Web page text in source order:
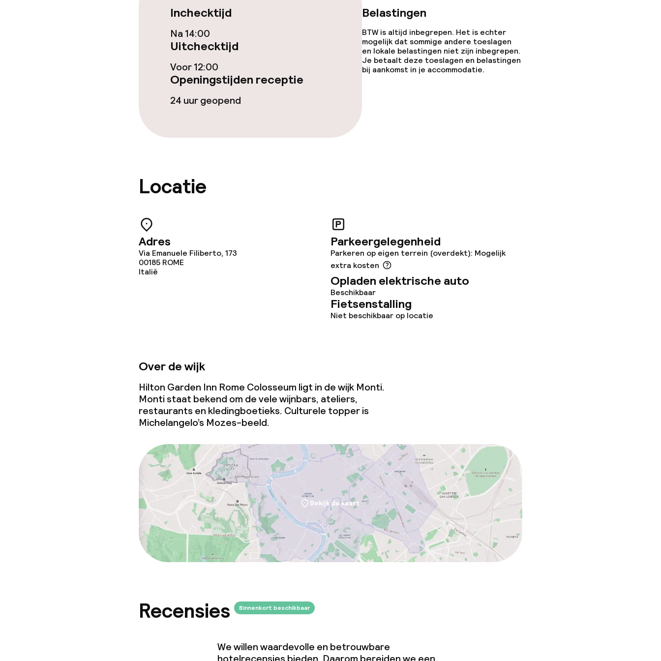
Ontbijtbuffet
Lunch à la carte
Diner à la carte
Roomservice
Dieetopties
Speciale dieetopties
Wasfaciliteiten (wasmachine)
Zakelijke faciliteiten
Overal rookvrij
Kleine huisdieren toegestaan
(minder dan de 5 kg)
Inchecktijd
Na 14:00
Uitchecktijd
Voor 12:00
Openingstijden receptie
24 uur geopend
Belastingen
BTW is altijd inbegrepen. Het is echter
mogelijk dat sommige andere toeslagen
en lokale belastingen niet zijn inbegrepen.
Je betaalt deze toeslagen en belastingen
bij aankomst in je accommodatie.
Locatie
Adres
Via Emanuele Filiberto, 173
00185 ROME
Italië
Parkeergelegenheid
Parkeren op eigen terrein (overdekt): Mogelijk
extra kosten
Opladen elektrische auto
Beschikbaar
Fietsenstalling
Niet beschikbaar op locatie
Over de wijk
Hilton Garden Inn Rome Colosseum ligt in de wijk Monti.
Monti staat bekend om de vele wijnbars, ateliers,
restaurants en kledingboetieks. Culturele topper is
Michelangelo’s Mozes-beeld.
Bekijk de kaart
Recensies Binnenkort beschikbaar
We willen waardevolle en betrouwbare